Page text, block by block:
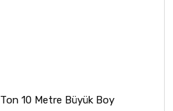
10 Metre Büyük Boy